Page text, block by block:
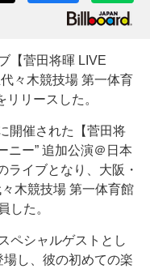
【菅田将暉 LIVE
々木競技場 第一体育
リースした。
開催された【菅田将
ニー” 追加公演＠日本
ライブとなり、大阪・
木競技場 第一体育館
した。
ペシャルゲストとし
し、彼の初めての楽